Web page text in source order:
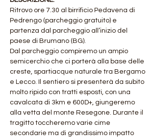
Ritrovo ore 7.30 al birrificio Pedavena di
Pedrengo (parcheggio gratuito) e
partenza dal parcheggio all’inizio del
paese di Brumano (BG).
Dal parcheggio compiremo un ampio
semicerchio che ci porterà alla base delle
creste, spartiacque naturale tra Bergamo
e Lecco. Il sentiero si presenterà da subito
molto ripido con tratti esposti, con una
cavalcata di 3km e 600D+, giungeremo
alla vetta del monte Resegone. Durante il
tragitto toccheremo varie cime
secondarie ma di grandissimo impatto